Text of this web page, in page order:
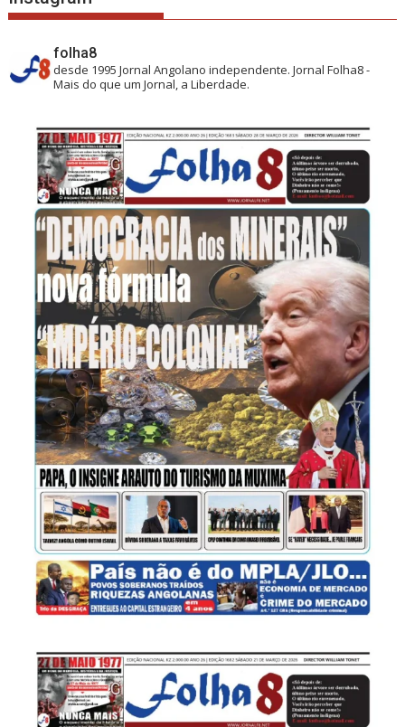
folha8
desde 1995 Jornal Angolano independente.Jornal Folha8 -
Mais do que um Jornal, a Liberdade.